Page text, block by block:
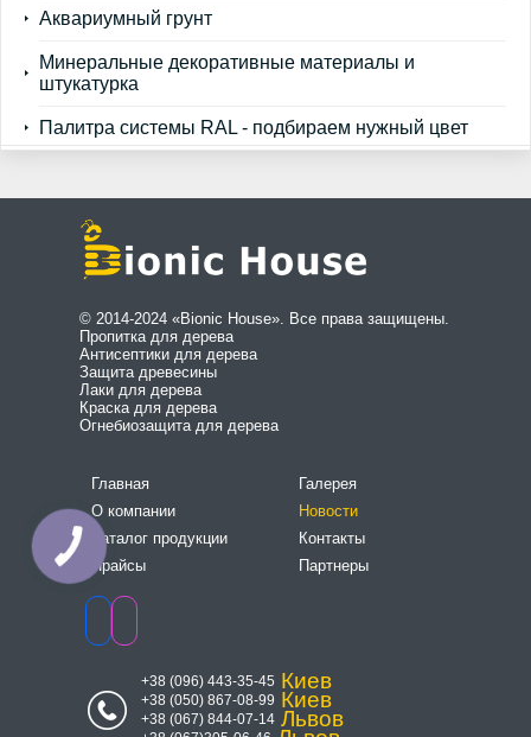
Аквариумный грунт
Минеральные декоративные материалы и
штукатурка
Палитра системы RAL - подбираем нужный цвет
© 2014-2024 «Bionic House». Все права защищены.
Пропитка для дерева
Антисептики для дерева
Защита древесины
Лаки для дерева
Краска для дерева
Огнебиозащита для дерева
Главная
О компании
Каталог продукции
Прайсы
Галерея
Новости
Контакты
Партнеры
+38 (096) 443-35-45 Киев
+38 (050) 867-08-99 Киев
+38 (067) 844-07-14 Львов